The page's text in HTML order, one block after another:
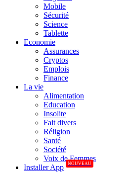
Mobile
Sécurité
Science
Tablette
Economie
Assurances
Cryptos
Emplois
Finance
La vie
Alimentation
Education
Insolite
Fait divers
Réligion
Santé
Société
Voix de Femmes
Installer App
NOUVEAU